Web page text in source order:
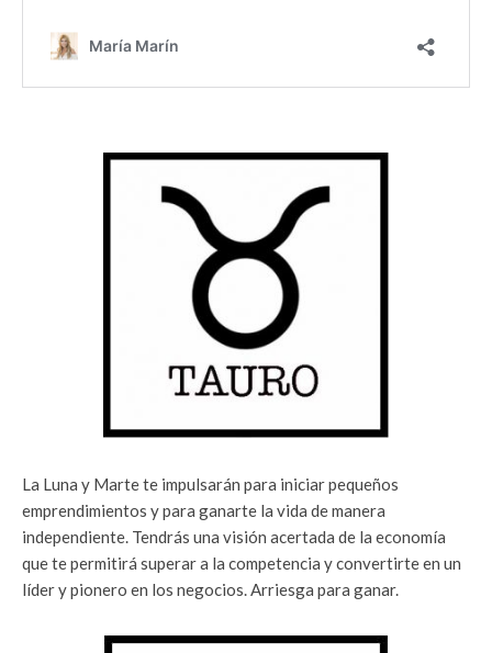
La Luna y Marte te impulsarán para iniciar pequeños
emprendimientos y para ganarte la vida de manera
independiente. Tendrás una visión acertada de la economía
que te permitirá superar a la competencia y convertirte en un
líder y pionero en los negocios. Arriesga para ganar.